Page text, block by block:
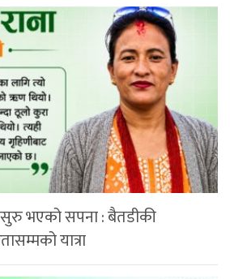
भएको सपना : बैतडीकी
यात्रा